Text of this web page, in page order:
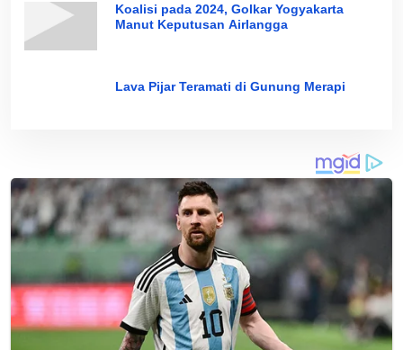
Koalisi pada 2024, Golkar Yogyakarta
Manut Keputusan Airlangga
Lava Pijar Teramati di Gunung Merapi